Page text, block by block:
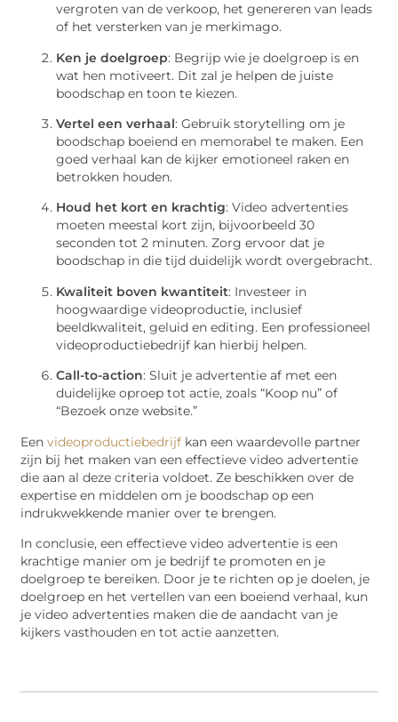
vergroten van de verkoop, het genereren van leads
of het versterken van je merkimago.
Ken je doelgroep: Begrijp wie je doelgroep is en
wat hen motiveert. Dit zal je helpen de juiste
boodschap en toon te kiezen.
Vertel een verhaal: Gebruik storytelling om je
boodschap boeiend en memorabel te maken. Een
goed verhaal kan de kijker emotioneel raken en
betrokken houden.
Houd het kort en krachtig: Video advertenties
moeten meestal kort zijn, bijvoorbeeld 30
seconden tot 2 minuten. Zorg ervoor dat je
boodschap in die tijd duidelijk wordt overgebracht.
Kwaliteit boven kwantiteit: Investeer in
hoogwaardige videoproductie, inclusief
beeldkwaliteit, geluid en editing. Een professioneel
videoproductiebedrijf kan hierbij helpen.
Call-to-action: Sluit je advertentie af met een
duidelijke oproep tot actie, zoals “Koop nu” of
“Bezoek onze website.”
Eenvideoproductiebedrijf kan een waardevolle partner
zijn bij het maken van een effectieve video advertentie
die aan al deze criteria voldoet. Ze beschikken over de
expertise en middelen om je boodschap op een
indrukwekkende manier over te brengen.
In conclusie, een effectieve video advertentie is een
krachtige manier om je bedrijf te promoten en je
doelgroep te bereiken. Door je te richten op je doelen, je
doelgroep en het vertellen van een boeiend verhaal, kun
je video advertenties maken die de aandacht van je
kijkers vasthouden en tot actie aanzetten.